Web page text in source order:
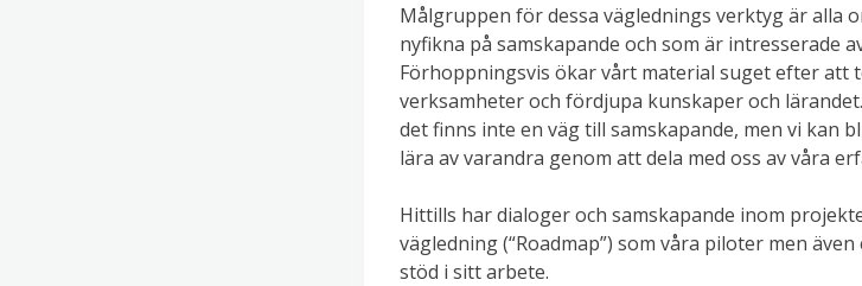
Målgruppen för dessa väglednings verktyg är alla
nyfikna på samskapande och som är intresserade
Förhoppningsvis ökar vårt material suget efter att
verksamheter och fördjupa kunskaper och
det finns inte en väg till samskapande, men vi kan
lära av varandra genom att dela med oss av våra
Hittills har dialoger och samskapande inom
vägledning (“Roadmap”) som våra piloter men
stöd i sitt arbete.